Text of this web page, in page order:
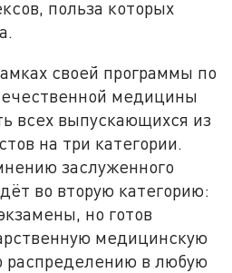
польза которых
своей программы по
медицины
всех выпускающихся из
на три категории.
заслуженного
во вторую категорию:
но готов
медицинскую
распределению в любую